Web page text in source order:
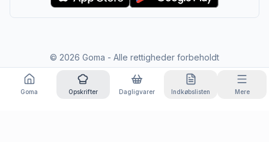
© 2026 Goma - Alle rettigheder forbeholdt
Goma Opskrifter Dagligvarer Indkøbslisten Mere